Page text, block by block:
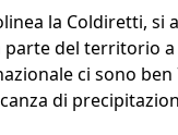
la Coldiretti, si
del territorio
ci sono
di